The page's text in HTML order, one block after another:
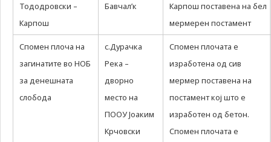
Тододровски –
Карпош
Бавчал’к
Карпош поставена на бел
мермерен постамент
Спомен плоча на
загинатите во НОБ
за денешната
слобода
с.Дурачка
Река –
дворно
место на
ПООУ Јоаким
Крчовски
Спомен плочата е
изработена од сив
мермер поставена на
постамент кој што е
изработен од бетон.
Спомен плочата е